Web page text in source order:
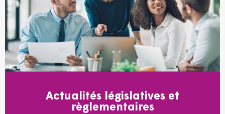
Actualités législatives et
règlementaires